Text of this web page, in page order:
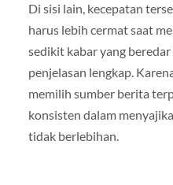
Di sisi lain, kecepatan
harus lebih cermat saat
sedikit kabar yang
penjelasan lengkap.
memilih sumber berita
konsisten dalam
tidak berlebihan.